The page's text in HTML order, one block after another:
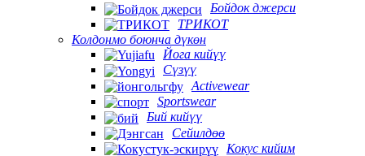
Бойдок джерси
ТРИКОТ
Колдонмо боюнча дүкөн
Йога кийүү
Сүзүү
Activewear
Sportswear
Бий кийүү
Сейилдөө
Кокус кийим